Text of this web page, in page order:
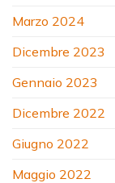
Marzo 2024
Dicembre 2023
Gennaio 2023
Dicembre 2022
Giugno 2022
Maggio 2022